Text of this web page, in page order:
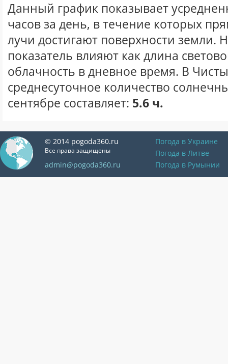
Данный график показывает
часов за день, в течение которых
лучи достигают поверхности земли.
показатель влияют как длина
облачность в дневное время. В
среднесуточное количество
сентябре составляет: 5.6 ч.
© 2014 pogoda360.ru
Все права защищены
admin@pogoda360.ru
Погода в Украине
Погода в Литве
Погода в Румынии